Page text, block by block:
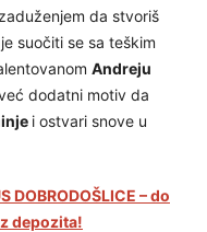
da stvoriš
suočiti se sa teškim
Andreju
dodatni motiv da
i ostvari snove u
– do
depozita!